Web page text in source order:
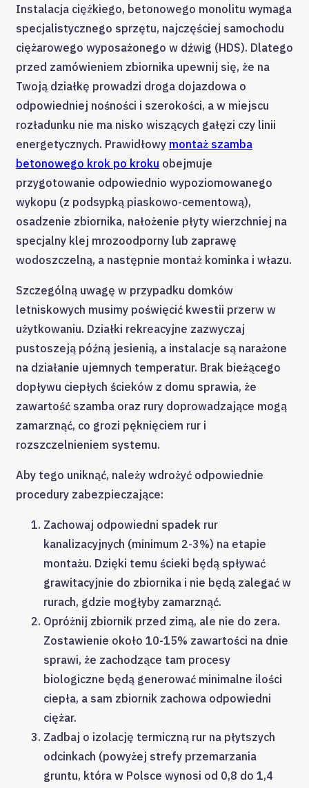
Instalacja ciężkiego, betonowego monolitu wymaga
specjalistycznego sprzętu, najczęściej samochodu
ciężarowego wyposażonego w dźwig (HDS). Dlatego
przed zamówieniem zbiornika upewnij się, że na
Twoją działkę prowadzi droga dojazdowa o
odpowiedniej nośności i szerokości, a w miejscu
rozładunku nie ma nisko wiszących gałęzi czy linii
energetycznych. Prawidłowy montaż szamba
betonowego krok po kroku obejmuje
przygotowanie odpowiednio wypoziomowanego
wykopu (z podsypką piaskowo-cementową),
osadzenie zbiornika, nałożenie płyty wierzchniej na
specjalny klej mrozoodporny lub zaprawę
wodoszczelną, a następnie montaż kominka i włazu.
Szczególną uwagę w przypadku domków
letniskowych musimy poświęcić kwestii przerw w
użytkowaniu. Działki rekreacyjne zazwyczaj
pustoszeją późną jesienią, a instalacje są narażone
na działanie ujemnych temperatur. Brak bieżącego
dopływu ciepłych ścieków z domu sprawia, że
zawartość szamba oraz rury doprowadzające mogą
zamarznąć, co grozi pęknięciem rur i
rozszczelnieniem systemu.
Aby tego uniknąć, należy wdrożyć odpowiednie
procedury zabezpieczające:
Zachowaj odpowiedni spadek rur
kanalizacyjnych (minimum 2-3%) na etapie
montażu. Dzięki temu ścieki będą spływać
grawitacyjnie do zbiornika i nie będą zalegać w
rurach, gdzie mogłyby zamarznąć.
Opróżnij zbiornik przed zimą, ale nie do zera.
Zostawienie około 10-15% zawartości na dnie
sprawi, że zachodzące tam procesy
biologiczne będą generować minimalne ilości
ciepła, a sam zbiornik zachowa odpowiedni
ciężar.
Zadbaj o izolację termiczną rur na płytszych
odcinkach (powyżej strefy przemarzania
gruntu, która w Polsce wynosi od 0,8 do 1,4